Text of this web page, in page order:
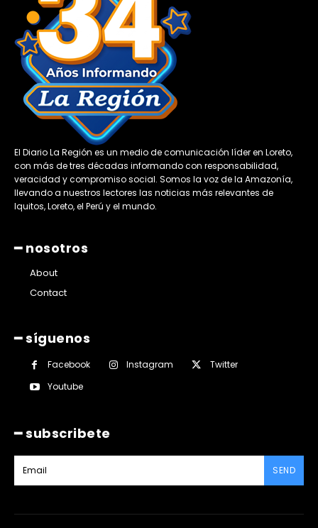
El Diario La Región es un medio de comunicación líder en Loreto,
con más de tres décadas informando con responsabilidad,
veracidad y compromiso social. Somos la voz de la Amazonía,
llevando a nuestros lectores las noticias más relevantes de
Iquitos, Loreto, el Perú y el mundo.
━ nosotros
About
Contact
━ síguenos
Facebook Instagram
Twitter
Youtube
━ subscribete
SEND